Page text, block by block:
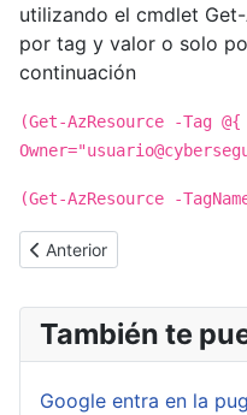
utilizando el cmdlet
por tag y valor o solo
continuación
(Get-AzResource -Tag @{
Owner="
(Get-AzResource -
Artículo anterior:
Anterior
También te
Google entra en la